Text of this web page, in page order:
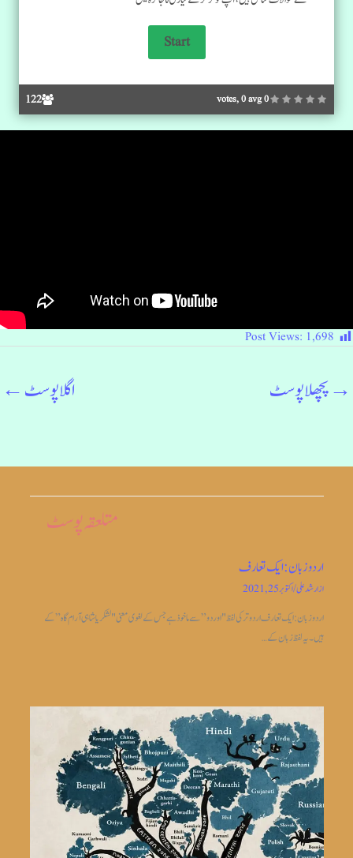
0 votes, 0 avg
122
Post Views: 1,698
→پچھلا پوسٹ اگلا پوسٹ←
متلعقہ پوسٹ
اردو زبان: ایک تعارف
ازارشد علی/اکتوبر 25, 2021
اردو زبان: ایک تعارف اردو ترکی لفظ "اوردو” سے ماخوذ ہے جس کے لغوی معنی "لشکریا شاہی آرام گاہ” کے
ہیں۔ یہ لفظ زبان کے…